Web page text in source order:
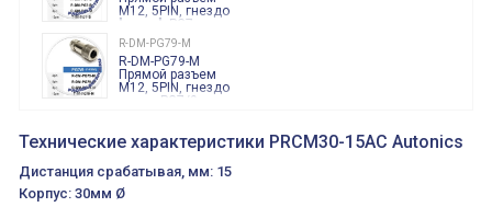
M12, 5PIN, гнездо
"мама", PG7,
черного цвета
R-DM-PG79-M
R-DM-PG79-M
Прямой разъем
M12, 5PIN, гнездо
мама, PG7/9,
S-DM-2M-B Прямой
разъем M12, 5PIN,
гнездо "мама",
кабель 2 метра,
пластмасс
Технические характеристики PRCM30-15AC Autonics
Дистанция срабатывая, мм: 15
Корпус: 30мм Ø